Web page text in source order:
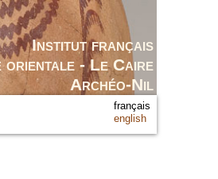
Institut français
orientale - Le Caire
Archéo-Nil
français
english